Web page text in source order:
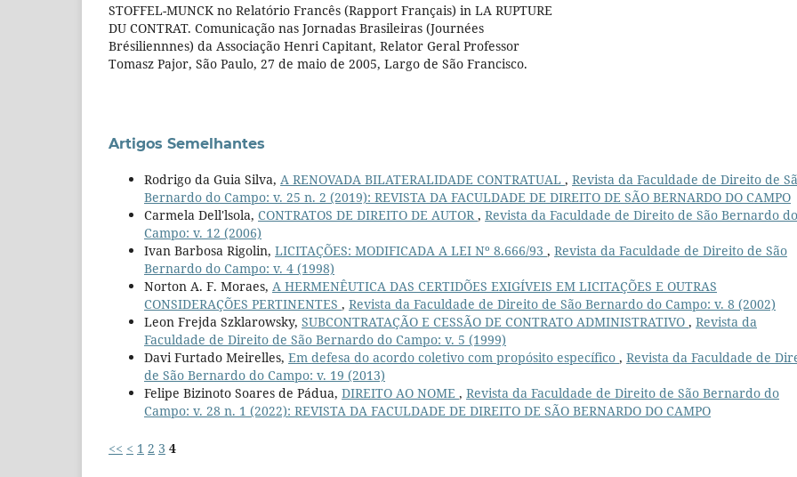
STOFFEL-MUNCK no Relatório Francês (Rapport Français) in LA RUPTURE
DU CONTRAT. Comunicação nas Jornadas Brasileiras (Journées
Brésiliennnes) da Associação Henri Capitant, Relator Geral Professor
Tomasz Pajor, São Paulo, 27 de maio de 2005, Largo de São Francisco.
Artigos Semelhantes
Rodrigo da Guia Silva, A RENOVADA BILATERALIDADE CONTRATUAL , Revista da Faculdade de Direito de
Bernardo do Campo: v. 25 n. 2 (2019): REVISTA DA FACULDADE DE DIREITO DE SÃO BERNARDO DO CAMPO
Carmela Dell'lsola, CONTRATOS DE DIREITO DE AUTOR, Revista da Faculdade de Direito de São Bernardo do
Campo: v. 12 (2006)
Ivan Barbosa Rigolin, LICITAÇÕES: MODIFICADA A LEI Nº 8.666/93 , Revista da Faculdade de Direito de São
Bernardo do Campo: v. 4 (1998)
Norton A. F. Moraes, A HERMENÊUTICA DAS CERTIDÕES EXIGÍVEIS EM LICITAÇÕES E OUTRAS
CONSIDERAÇÕES PERTINENTES , Revista da Faculdade de Direito de São Bernardo do Campo: v. 8 (2002)
Leon Frejda Szklarowsky, SUBCONTRATAÇÃO E CESSÃO DE CONTRATO ADMINISTRATIVO , Revista da
Faculdade de Direito de São Bernardo do Campo: v. 5 (1999)
Davi Furtado Meirelles, Em defesa do acordo coletivo com propósito específico , Revista da Faculdade de
de São Bernardo do Campo: v. 19 (2013)
Felipe Bizinoto Soares de Pádua, DIREITO AO NOME , Revista da Faculdade de Direito de São Bernardo do
Campo: v. 28 n. 1 (2022): REVISTA DA FACULDADE DE DIREITO DE SÃO BERNARDO DO CAMPO
<< < 1 2 3 4